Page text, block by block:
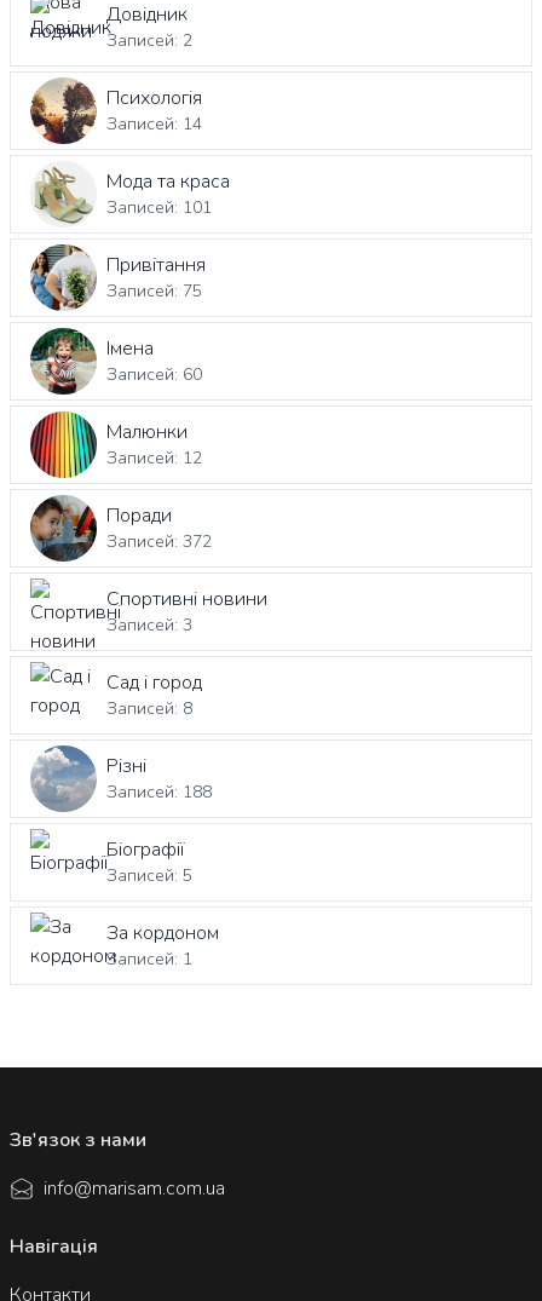
Довідник
Записей: 2
Психологія
Записей: 14
Мода та краса
Записей: 101
Привітання
Записей: 75
Імена
Записей: 60
Малюнки
Записей: 12
Поради
Записей: 372
Спортивні новини
Записей: 3
Сад і город
Записей: 8
Різні
Записей: 188
Біографії
Записей: 5
За кордоном
Записей: 1
Навігація
Контакти
Зв'язок з нами
info@marisam.com.ua